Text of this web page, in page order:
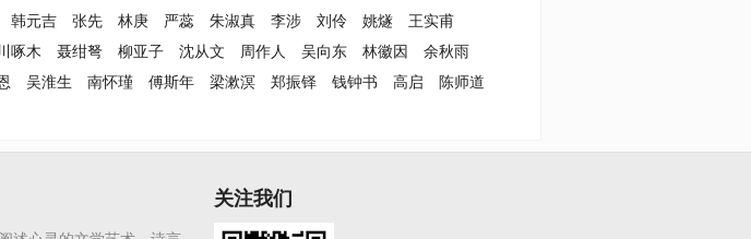
韩元吉 张先 林庚 严蕊 朱淑真 李涉 刘伶 姚燧
王实甫
啄木 聂绀弩 柳亚子 沈从文 周作人 吴向东 林徽因
余秋雨
吴淮生 南怀瑾 傅斯年 梁漱溟 郑振铎 钱钟书 高启
陈师道
关注我们